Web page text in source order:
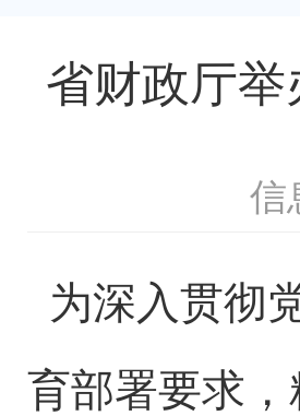
省财政厅
信
为深入贯彻
育部署要求